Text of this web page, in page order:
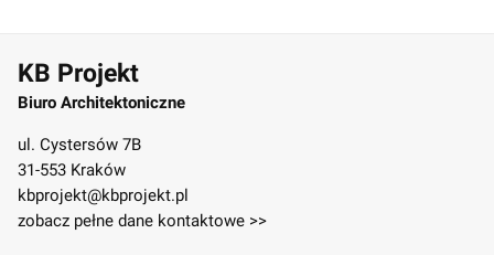
KB Projekt
Biuro Architektoniczne
ul. Cystersów 7B
31-553 Kraków
kbprojekt@kbprojekt.pl
zobacz pełne dane kontaktowe >>